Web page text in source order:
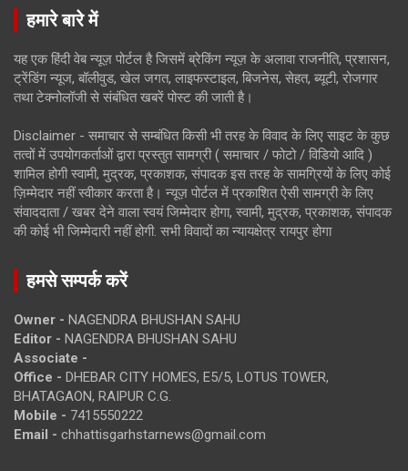
हमारे बारे में
यह एक हिंदी वेब न्यूज़ पोर्टल है जिसमें ब्रेकिंग न्यूज़ के अलावा राजनीति, प्रशासन,
ट्रेंडिंग न्यूज, बॉलीवुड, खेल जगत, लाइफस्टाइल, बिजनेस, सेहत, ब्यूटी, रोजगार
तथा टेक्नोलॉजी से संबंधित खबरें पोस्ट की जाती है।
Disclaimer - समाचार से सम्बंधित किसी भी तरह के विवाद के लिए साइट के कुछ
तत्वों में उपयोगकर्ताओं द्वारा प्रस्तुत सामग्री ( समाचार / फोटो / विडियो आदि )
शामिल होगी स्वामी, मुद्रक, प्रकाशक, संपादक इस तरह के सामग्रियों के लिए कोई
ज़िम्मेदार नहीं स्वीकार करता है। न्यूज़ पोर्टल में प्रकाशित ऐसी सामग्री के लिए
संवाददाता / खबर देने वाला स्वयं जिम्मेदार होगा, स्वामी, मुद्रक, प्रकाशक, संपादक
की कोई भी जिम्मेदारी नहीं होगी. सभी विवादों का न्यायक्षेत्र रायपुर होगा
हमसे सम्पर्क करें
Owner - NAGENDRA BHUSHAN SAHU
Editor - NAGENDRA BHUSHAN SAHU
Associate -
Office - DHEBAR CITY HOMES, E5/5, LOTUS TOWER,
BHATAGAON, RAIPUR C.G.
Mobile - 7415550222
Email - chhattisgarhstarnews@gmail.com